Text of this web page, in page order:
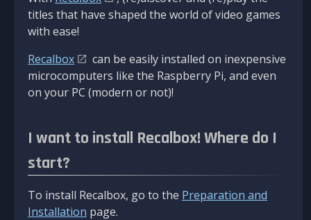
titles that have shaped the world of video games
with ease!
Recalbox
can be easily installed on inexpensive
microcomputers like the Raspberry Pi, and even
on your PC (modern or not)!
I want to install Recalbox! Where do I
start?
To install Recalbox, go to the Preparation and
Installation page.